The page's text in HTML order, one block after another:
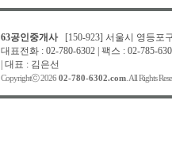
63공인중개사[150-923] 서울시 영등포
대표전화 : 02-780-6302 | 팩스 : 02-785-
| 대표 : 김은선
Copyrightⓒ 2026 02-780-6302.com. All Rights